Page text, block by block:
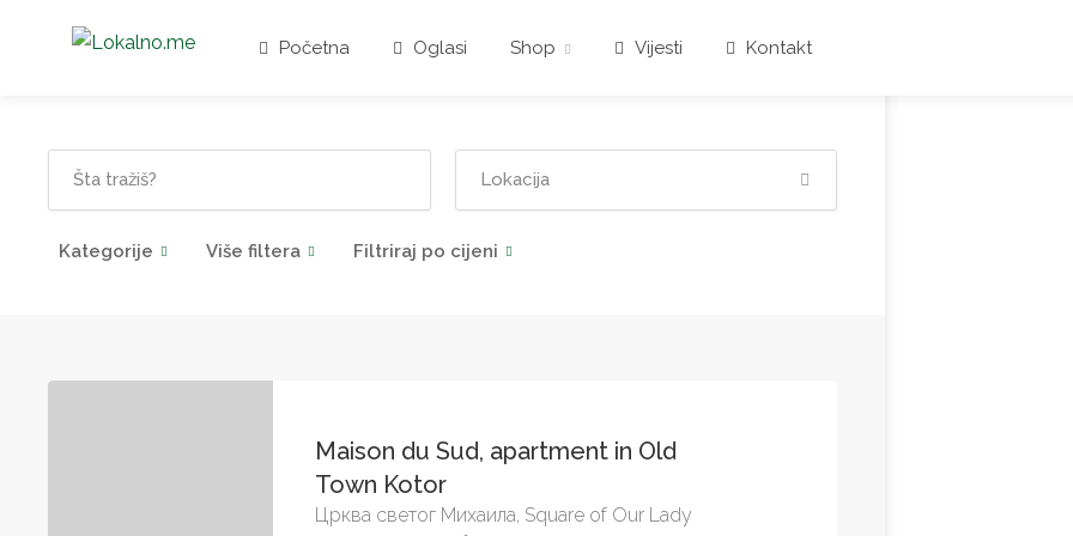
Početna Oglasi Shop Vijesti Kontakt
Kategorije Više filtera Filtriraj po cijeni
Maison du Sud, apartment in Old
Town Kotor
Црква светог Михаила, Square of Our Lady